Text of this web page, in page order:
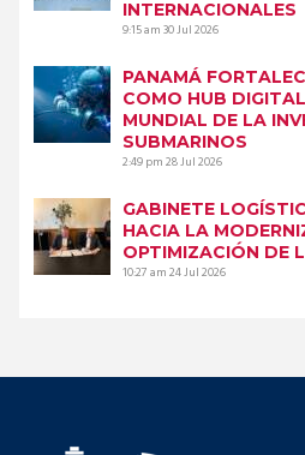
INTERNACIONALES
9:15 am30 Jul 2026
PANAMÁ
COMO HUB
MUNDIAL DE LA
SUBMARINOS
2:49 pm28 Jul 2026
GABINETE
HACIA LA
OPTIMIZACIÓN DE
10:27 am24 Jul 2026